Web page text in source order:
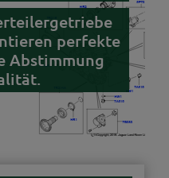
perfekte
Abstimmung